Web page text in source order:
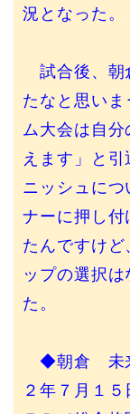
況となった。
試合後、朝
たなと思い
ム大会は自
えます」と
ニッシュに
ナーに押し付
たんですけど
ップの選択
た。
◆朝倉 未来
２年７月１